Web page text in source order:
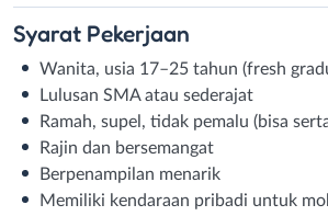
Syarat Pekerjaan
Wanita, usia 17–25 tahun (fresh
Lulusan SMA atau sederajat
Ramah, supel, tidak pemalu (bisa
Rajin dan bersemangat
Berpenampilan menarik
Memiliki kendaraan pribadi untuk